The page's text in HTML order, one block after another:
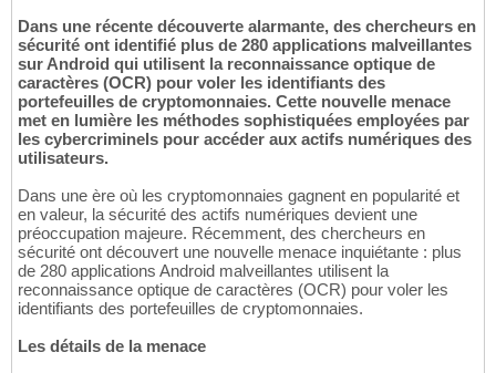
Dans une récente découverte alarmante, des chercheurs en
sécurité ont identifié plus de 280 applications malveillantes
sur Android qui utilisent la reconnaissance optique de
caractères (OCR) pour voler les identifiants des
portefeuilles de cryptomonnaies. Cette nouvelle menace
met en lumière les méthodes sophistiquées employées par
les cybercriminels pour accéder aux actifs numériques des
utilisateurs.
Dans une ère où les cryptomonnaies gagnent en popularité et
en valeur, la sécurité des actifs numériques devient une
préoccupation majeure. Récemment, des chercheurs en
sécurité ont découvert une nouvelle menace inquiétante : plus
de 280 applications Android malveillantes utilisent la
reconnaissance optique de caractères (OCR) pour voler les
identifiants des portefeuilles de cryptomonnaies.
Les détails de la menace